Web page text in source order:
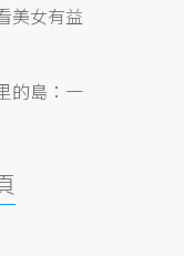
美女有益
的島：一